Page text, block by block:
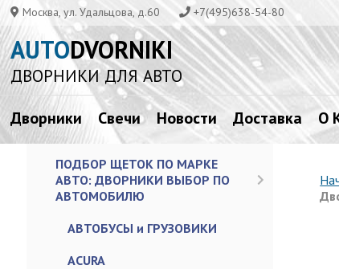
Москва, ул. Удальцова, д.60 +7(495)638-54-80
AUTODVORNIKI
ДВОРНИКИ ДЛЯ АВТО
Дворники Свечи Новости Доставка О
ПОДБОР ЩЕТОК ПО МАРКЕ
АВТО: ДВОРНИКИ ВЫБОР ПО
АВТОМОБИЛЮ
АВТОБУСЫ и ГРУЗОВИКИ
ACURA